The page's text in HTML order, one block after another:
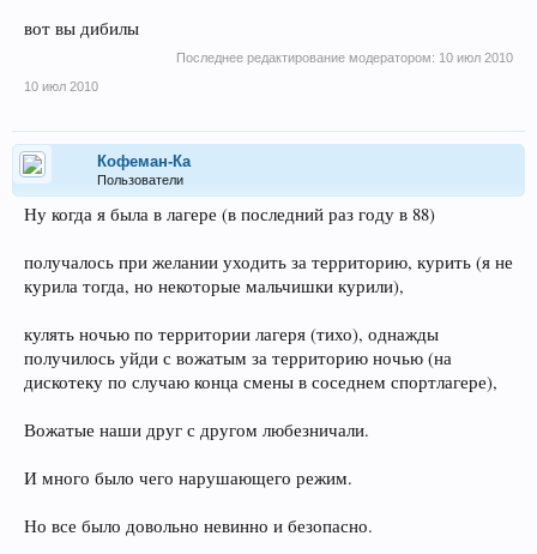
Вот так вот отдохнул!Весело канеш, но если задуматься -
наук, туда просто так не попасть.
вот вы дибилы
Последнее редактирование модератором: 10 июл 2010
10 июл 2010
Кофеман-Ка
Пользователи
Ну когда я была в лагере (в последний раз году в 88)
получалось при желании уходить за территорию, курить (я не
курила тогда, но некоторые мальчишки курили),
кулять ночью по территории лагеря (тихо), однажды
получилось уйди с вожатым за территорию ночью (на
дискотеку по случаю конца смены в соседнем спортлагере),
Вожатые наши друг с другом любезничали.
И много было чего нарушающего режим.
Но все было довольно невинно и безопасно.